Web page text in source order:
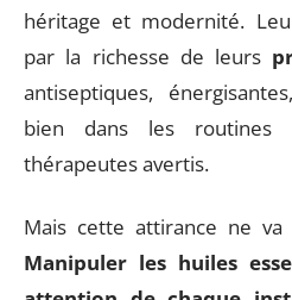
héritage et modernité.
par la richesse de leurs
antiseptiques,
bien dans les routines
thérapeutes avertis.
Mais cette attirance ne va
Manipuler les huiles